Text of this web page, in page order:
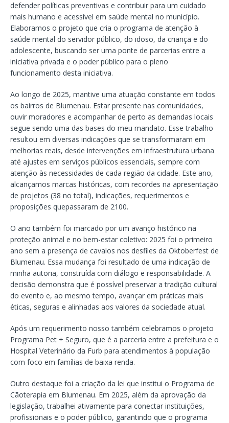
defender políticas preventivas e contribuir para um cuidado
mais humano e acessível em saúde mental no município.
Elaboramos o projeto que cria o programa de atenção à
saúde mental do servidor público, do idoso, da criança e do
adolescente, buscando ser uma ponte de parcerias entre a
iniciativa privada e o poder público para o pleno
funcionamento desta iniciativa.
Ao longo de 2025, mantive uma atuação constante em todos
os bairros de Blumenau. Estar presente nas comunidades,
ouvir moradores e acompanhar de perto as demandas locais
segue sendo uma das bases do meu mandato. Esse trabalho
resultou em diversas indicações que se transformaram em
melhorias reais, desde intervenções em infraestrutura urbana
até ajustes em serviços públicos essenciais, sempre com
atenção às necessidades de cada região da cidade. Este ano,
alcançamos marcas históricas, com recordes na apresentação
de projetos (38 no total), indicações, requerimentos e
proposições quepassaram de 2100.
O ano também foi marcado por um avanço histórico na
proteção animal e no bem-estar coletivo: 2025 foi o primeiro
ano sem a presença de cavalos nos desfiles da Oktoberfest de
Blumenau. Essa mudança foi resultado de uma indicação de
minha autoria, construída com diálogo e responsabilidade. A
decisão demonstra que é possível preservar a tradição cultural
do evento e, ao mesmo tempo, avançar em práticas mais
éticas, seguras e alinhadas aos valores da sociedade atual.
Após um requerimento nosso também celebramos o projeto
Programa Pet + Seguro, que é a parceria entre a prefeitura e o
Hospital Veterinário da Furb para atendimentos à população
com foco em famílias de baixa renda.
Outro destaque foi a criação da lei que institui o Programa de
Cãoterapia em Blumenau. Em 2025, além da aprovação da
legislação, trabalhei ativamente para conectar instituições,
profissionais e o poder público, garantindo que o programa